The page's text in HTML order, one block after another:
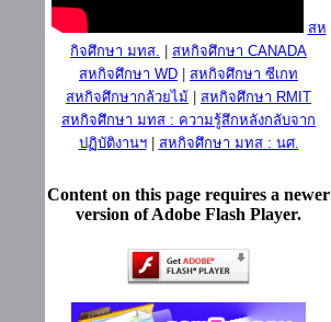
สห
กิจศึกษา มทส.
สหกิจศึกษา CANADA
สหกิจศึกษา WD
สหกิจศึกษา ซีเกท
สหกิจศึกษากล้วยไม้
สหกิจศึกษา RMIT
สหกิจศึกษา มทส : ความรู้สึกหลังกลับจาก
ปฏิบัติงานฯ| สหกิจศึกษา มทส : นศ.
Content on this page requires a newer
version of Adobe Flash Player.